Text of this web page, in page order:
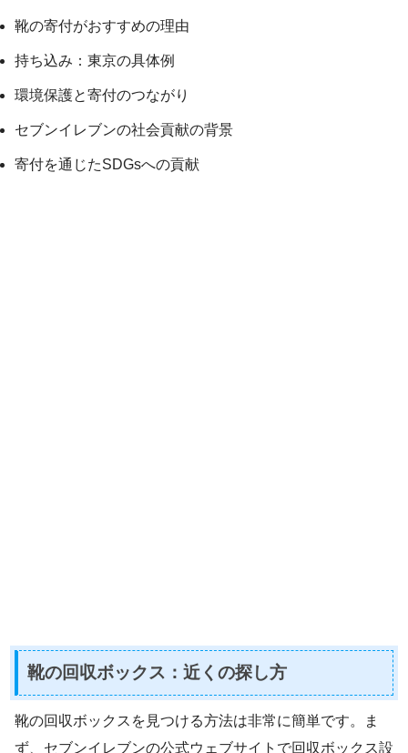
靴の寄付がおすすめの理由
持ち込み：東京の具体例
環境保護と寄付のつながり
セブンイレブンの社会貢献の背景
寄付を通じたSDGsへの貢献
靴の回収ボックス：近くの探し方
靴の回収ボックスを見つける方法は非常に簡単です。ま
ず、セブンイレブンの公式ウェブサイトで回収ボックス設